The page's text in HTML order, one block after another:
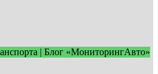
| Блог «МониторингАвто»